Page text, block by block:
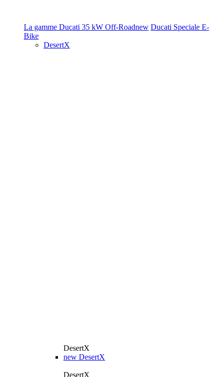
La gamme Ducati 35 kW Off-Roadnew Ducati Speciale E-
Bike
DesertX
DesertX
new DesertX
DesertX